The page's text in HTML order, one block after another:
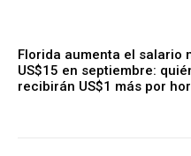
Florida aumenta el salario
US$15 en septiembre:
recibirán US$1 más por